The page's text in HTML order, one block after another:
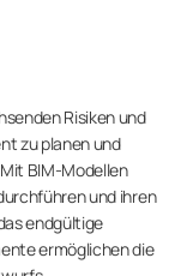
Risiken und
zu planen und
BIM-Modellen
und ihren
endgültige
ermöglichen die